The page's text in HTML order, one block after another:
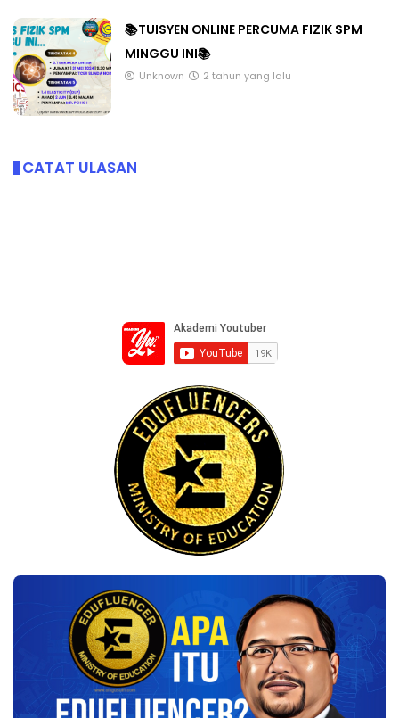
📚TUISYEN ONLINE PERCUMA FIZIK SPM
MINGGU INI📚
Unknown 2 tahun yang lalu
CATAT ULASAN